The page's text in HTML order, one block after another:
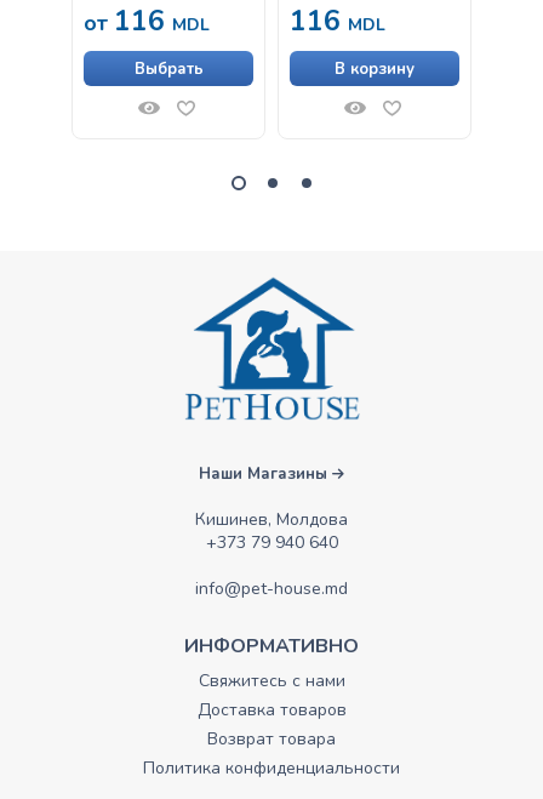
от 116 MDL
Выбрать
116 MDL
В корзину
Наши Магазины
Кишинев, Молдова
+373 79 940 640
info@pet-house.md
ИНФОРМАТИВНО
Свяжитесь с нами
Доставка товаров
Возврат товара
Политика конфиденциальности